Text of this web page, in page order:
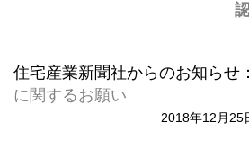
住宅産業新聞社からのお知らせ：
に関するお願い
2018年12月25